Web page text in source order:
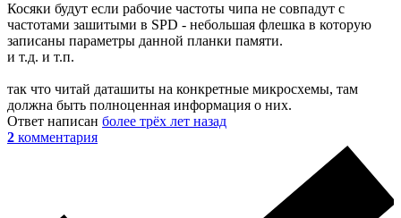
Косяки будут если рабочие частоты чипа не совпадут с
частотами зашитыми в SPD - небольшая флешка в которую
записаны параметры данной планки памяти.
и т.д. и т.п.
так что читай даташиты на конкретные микросхемы, там
должна быть полноценная информация о них.
Ответ написан более трёх лет назад
2 комментария